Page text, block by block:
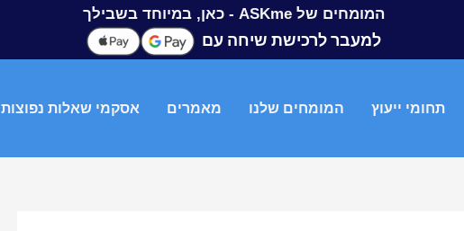
המומחים של ASKme - כאן, במיוחד בשבילך
למעבר לרכישת שיחה עם
תחומי ייעוץ המומחים שלנו מאמרים אסקמי שאלות נפוצות